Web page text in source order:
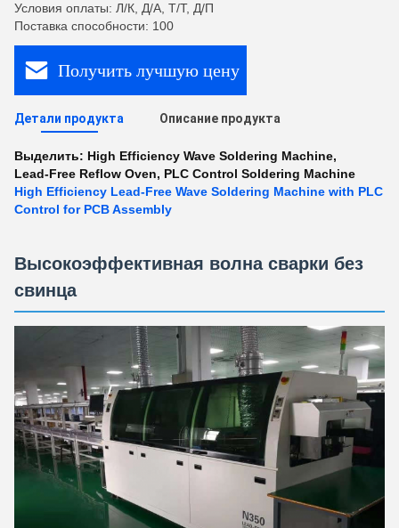
Условия оплаты: Л/К, Д/А, Т/Т, Д/П
Поставка способности: 100
Получить лучшую цену
Детали продукта Описание продукта
Выделить: High Efficiency Wave Soldering Machine,
Lead-Free Reflow Oven, PLC Control Soldering Machine
High Efficiency Lead-Free Wave Soldering Machine with PLC
Control for PCB Assembly
Высокоэффективная волна сварки без
свинца